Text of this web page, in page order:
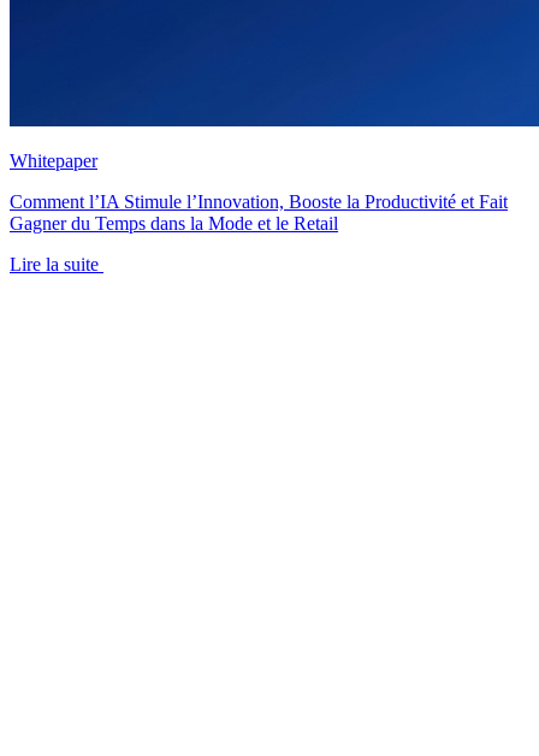
Whitepaper
Comment l’IA Stimule l’Innovation, Booste la Productivité et Fait
Gagner du Temps dans la Mode et le Retail
Lire la suite